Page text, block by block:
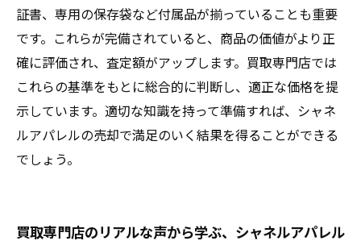
証書、専用の保存袋など付属品が揃っていることも重要
です。これらが完備されていると、商品の価値がより正
確に評価され、査定額がアップします。買取専門店では
これらの基準をもとに総合的に判断し、適正な価格を提
示しています。適切な知識を持って準備すれば、シャネ
ルアパレルの売却で満足のいく結果を得ることができる
でしょう。
買取専門店のリアルな声から学ぶ、シャネルアパレル